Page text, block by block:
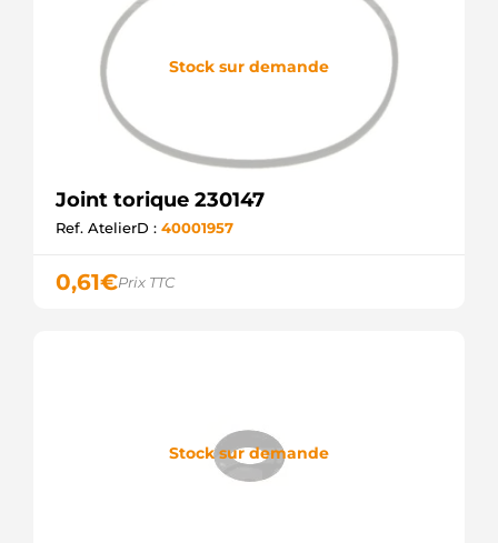
Stock sur demande
Joint torique 230147
Ref. AtelierD : 40001957
0,61€Prix TTC
Stock sur demande